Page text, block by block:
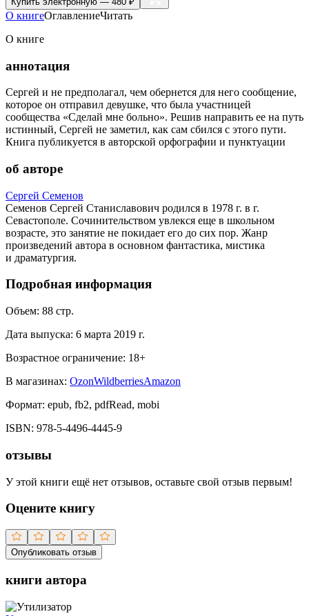
О книгеОглавлениеЧитать
О книге
аннотация
Сергей и не предполагал, чем обернется для него сообщение,
которое он отправил девушке, что была участницей
сообщества «Сделай мне больно». Решив направить ее на путь
истинный, Сергей не заметил, как сам сбился с этого пути.
Книга публикуется в авторской орфографии и пунктуации
об авторе
Сергей Семенов
Семенов Сергей Станиславович родился в 1978 г. в г.
Севастополе. Сочинительством увлекся еще в школьном
возрасте, это занятие не покидает его до сих пор. Жанр
произведений автора в основном фантастика, мистика
и драматургия.
Подробная информация
Объем: 88 стр.
Дата выпуска: 6 марта 2019 г.
Возрастное ограничение: 18+
В магазинах: OzonWildberriesAmazon
Формат: epub, fb2, pdfRead, mobi
ISBN: 978-5-4496-4445-9
отзывы
У этой книги ещё нет отзывов, оставьте свой отзыв первым!
Оцените книгу
Опубликовать отзыв
книги автора